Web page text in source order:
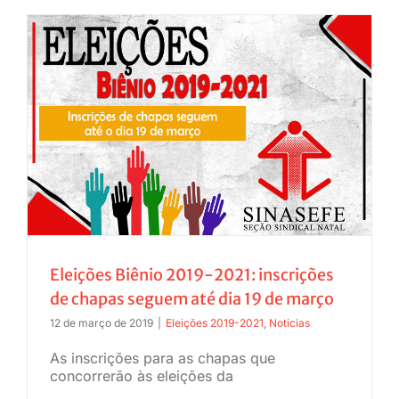
Eleições Biênio 2019-2021: inscrições
de chapas seguem até dia 19 de março
12 de março de 2019 Eleições 2019-2021 Noticias
As inscrições para as chapas que
concorrerão às eleições da